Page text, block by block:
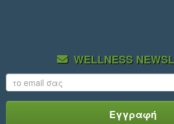
WELLNESS